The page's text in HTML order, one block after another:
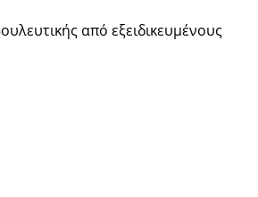
από εξειδικευμένους